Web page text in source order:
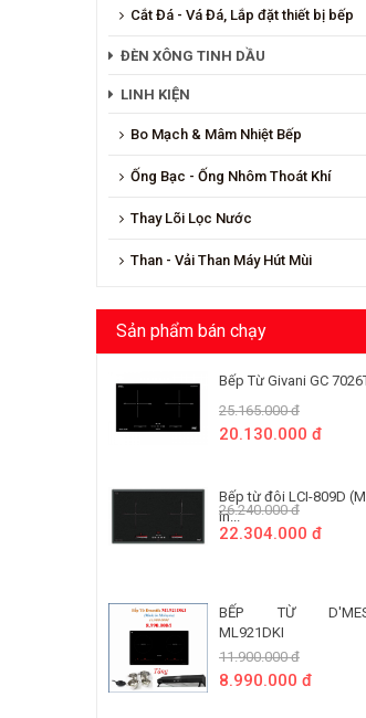
Cắt Đá - Vá Đá, Lắp đặt thiết bị bếp
ĐÈN XÔNG TINH DẦU
LINH KIỆN
Bo Mạch & Mâm Nhiệt Bếp
Ống Bạc - Ống Nhôm Thoát Khí
Thay Lõi Lọc Nước
Than - Vải Than Máy Hút Mùi
Sản phẩm bán chạy
Bếp Từ Givani GC
25.165.000 đ
20.130.000 đ
Bếp từ đôi LCI-809D
In...
26.240.000 đ
22.304.000 đ
BẾP TỪ
ML921DKI
11.900.000 đ
8.990.000 đ